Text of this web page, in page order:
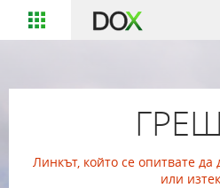
Линкът, който се опитвате
или